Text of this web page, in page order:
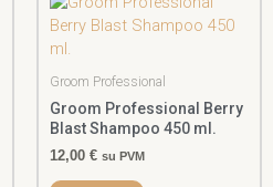
Groom Professional
Groom Professional Berry
Blast Shampoo 450 ml.
12,00 € su PVM